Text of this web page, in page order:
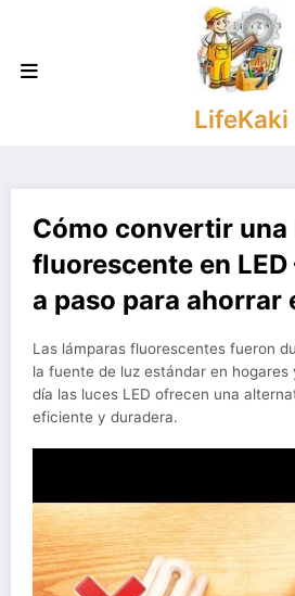
LifeKaki
Cómo convertir una
fluorescente en LED
a paso para ahorrar
Las lámparas fluorescentes fueron
la fuente de luz estándar en
día las luces LED ofrecen una
eficiente y duradera.